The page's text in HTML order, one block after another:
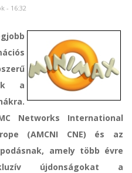
- 16:32
a
Networks International
(AMCNI CNE) és az
amely több évre
újdonságokat a